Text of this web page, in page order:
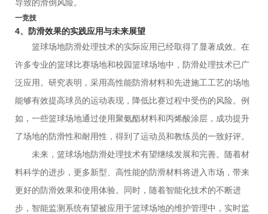
导致的滑倒风险。
一竞技
4、防滑效果的实践应用与未来展望
篮球场地防滑处理技术的实际应用已经取得了显著成效。在
许多专业的篮球比赛场地和校园篮球场地中，防滑处理技术已广
泛应用。研究表明，采用高性能防滑材料和先进施工工艺的场地
能够有效提高球员的运动表现，降低比赛过程中受伤的风险。例
如，一些篮球场地通过使用聚氨酯材料和丙烯酸涂层，成功提升
了场地的防滑性和耐用性，得到了运动员和教练员的一致好评。
未来，篮球场地防滑处理技术有望继续发展和完善。随着材
料科学的进步，更多新型、高性能的防滑材料将进入市场，带来
更好的防滑效果和使用体验。同时，随着智能化技术的不断进
步，智能监测系统有望被应用于篮球场地的维护管理中，实时监